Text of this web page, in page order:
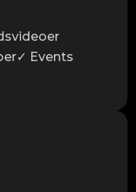
✓ Events